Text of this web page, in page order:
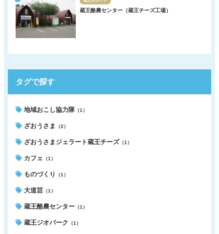
蔵王酪農センター（蔵王チーズ工場）
タグで探す
地域おこし協力隊 （1）
ざおうさま （2）
ざおうさまジェラート蔵王チーズ （1）
カフェ （1）
ものづくり （1）
大道芸 （1）
蔵王酪農センター （1）
蔵王ジオパーク （1）